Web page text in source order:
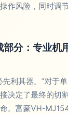
作风险，同时调
部分：专业机
先利其器。”对于
决定了最终的切
。富豪VH-